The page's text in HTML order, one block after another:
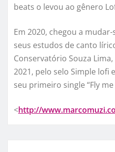
beats o levou ao gênero
Em 2020, chegou a
seus estudos de canto
Conservatório Souza
2021, pelo selo Simple lofi
seu primeiro single “Fly
<http://